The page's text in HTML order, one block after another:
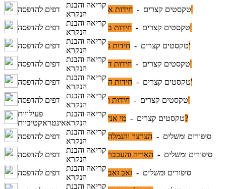
דפים להדפסה
קריאה והבנת
הנקרא
טקסטים קצרים -חידות א'
דפים להדפסה
קריאה והבנת
הנקרא
טקסטים קצרים -חידות ב'
דפים להדפסה
קריאה והבנת
הנקרא
טקסטים קצרים -חידות ג'
דפים להדפסה
קריאה והבנת
הנקרא
טקסטים קצרים -חידות ד'
דפים להדפסה
קריאה והבנת
הנקרא
טקסטים קצרים -חידות ה'
דפים להדפסה
קריאה והבנת
הנקרא
טקסטים קצרים -חידות ו'
פעילויות
אינטראקטיביות
קריאה והבנת
הנקרא
טקסטים קצרים -מי אני?
דפים להדפסה
קריאה והבנת
הנקרא
סיפורים ומשלים - הצרצר והנמלה
דפים להדפסה
קריאה והבנת
הנקרא
סיפורים ומשלים - האריה והעכבר
דפים להדפסה
קריאה והבנת
הנקרא
סיפורים ומשלים - זאב זאב
קריאה והבנת